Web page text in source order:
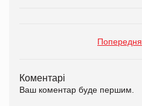
Попередня
Коментарі
Ваш коментар буде першим.